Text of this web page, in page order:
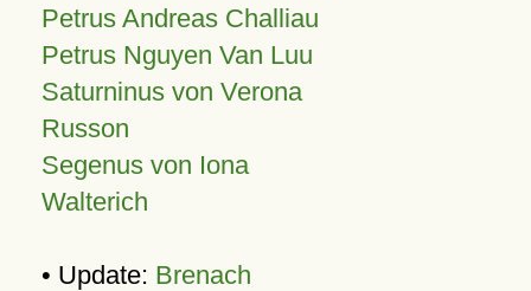
Petrus Andreas Challiau
Petrus Nguyen Van Luu
Saturninus von Verona
Russon
Segenus von Iona
Walterich
• Update: Brenach